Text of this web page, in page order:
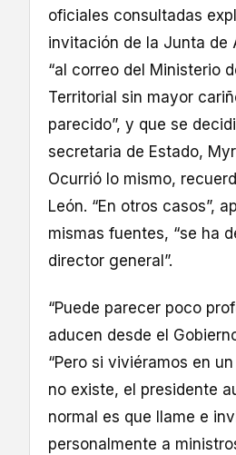
oficiales consultadas
invitación de la Junta de
“al correo del Ministerio
Territorial sin mayor
parecido”, y que se
secretaria de Estado,
Ocurrió lo mismo,
León. “En otros casos”,
mismas fuentes, “se ha
director general”.
“Puede parecer poco
aducen desde el
“Pero si viviéramos en
no existe, el presidente
normal es que llame e
personalmente a